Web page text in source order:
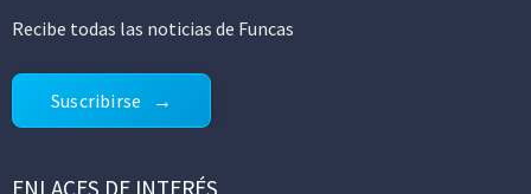
Recibe todas las noticias de Funcas
Suscribirse
ENLACES DE INTERÉS